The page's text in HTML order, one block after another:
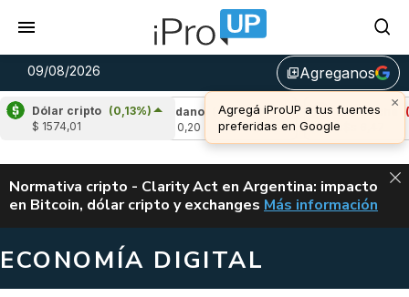
09/08/2026 library_addAgreganos
Dólar cripto (0,13%)
$ 1574,01
Cardano
(-0,65%)
Avalanche (-
u$s 6,47
ALERTA
Normativa cripto - Clarity Act en Argentina: impacto
en Bitcoin, dólar cripto y exchanges CLARITY ACT EN
Más información
ECONOMÍA DIGITAL